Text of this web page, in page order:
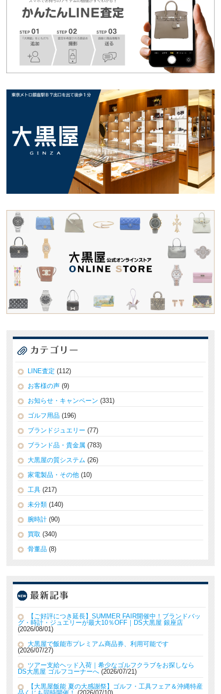
LINE査定 (112)
お客様の声 (9)
お知らせ・キャンペーン (331)
ゴルフ用品 (196)
ブランドジュエリー (77)
ブランド品・貴金属 (783)
大黒屋の質システム (26)
家電製品・その他 (10)
工具 (217)
未分類 (140)
腕時計 (90)
買取 (340)
骨董品 (8)
【ご好評につき延長】SUMMER FAIR開催中！ブランドバッ
グ・時計・ジュエリーが最大10％OFF｜DS大黒屋 銀座店
2026/08/01
大黒屋で飯能市プレミアム商品券、利用可能です
2026/07/27
ツアー支給ヘッド入荷｜希少なゴルフクラブをお探しなら
DS大黒屋 ゴルフコーナーへ 2026/07/21
【大黒屋飯能 夏の大感謝祭】ゴルフ・工具フェア＆沖縄特産